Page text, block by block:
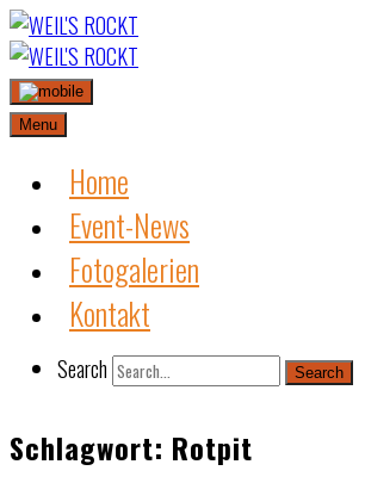
Skip
to
content
Menu
Home
Event-News
Fotogalerien
Kontakt
Search Search
Schlagwort: Rotpit